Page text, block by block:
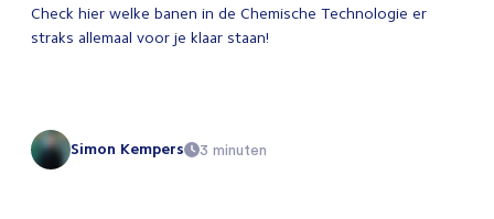
Check hier welke banen in de Chemische Technologie er
straks allemaal voor je klaar staan!
Simon Kempers 3 minuten